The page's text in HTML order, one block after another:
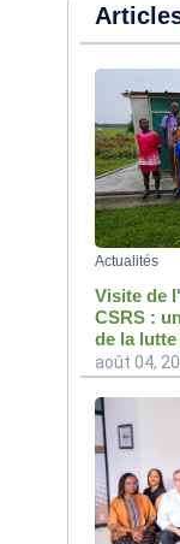
Actualités
Visite de
CSRS :
de la
août 04,